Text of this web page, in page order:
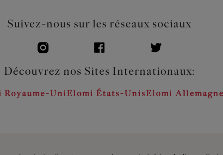
Suivez-nous sur les réseaux sociaux
Découvrez nos Sites Internationaux:
Royaume-Uni Elomi États-UnisElomi